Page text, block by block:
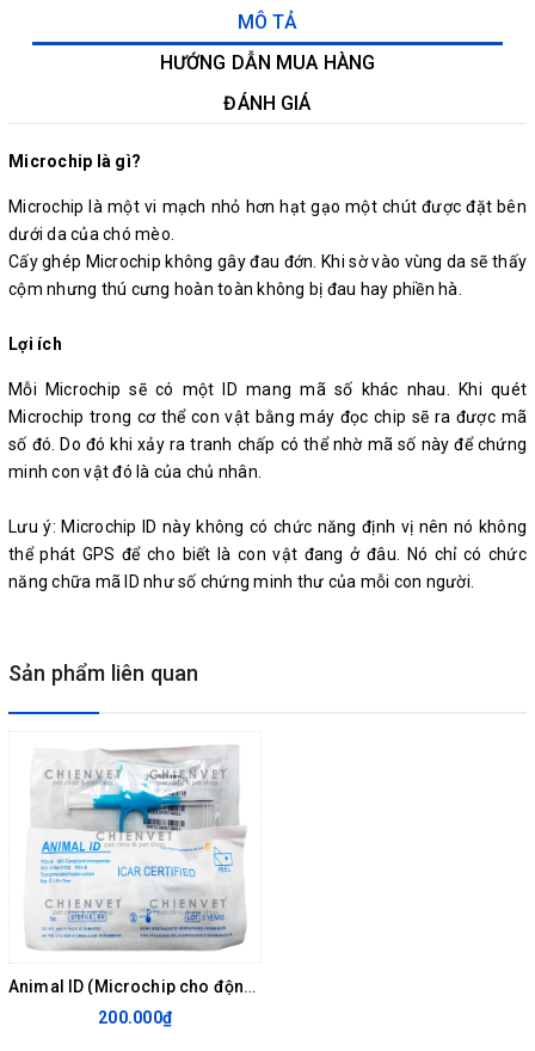
MÔ TẢ
HƯỚNG DẪN MUA HÀNG
ĐÁNH GIÁ
Microchip là gì?
Microchip là một vi mạch nhỏ hơn hạt gạo một chút được đặt bên
dưới da của chó mèo.
Cấy ghép Microchip không gây đau đớn. Khi sờ vào vùng da sẽ thấy
cộm nhưng thú cưng hoàn toàn không bị đau hay phiền hà.
Lợi ích
Mỗi Microchip sẽ có một ID mang mã số khác nhau. Khi quét
Microchip trong cơ thể con vật bằng máy đọc chip sẽ ra được mã
số đó. Do đó khi xảy ra tranh chấp có thể nhờ mã số này để chứng
minh con vật đó là của chủ nhân.
Lưu ý: Microchip ID này không có chức năng định vị nên nó không
thể phát GPS để cho biết là con vật đang ở đâu. Nó chỉ có chức
năng chữa mã ID như số chứng minh thư của mỗi con người.
Sản phẩm liên quan
Animal ID (Microchip cho động vật) ISO 11784/11785 (1.25 x 7mm)
200.000₫